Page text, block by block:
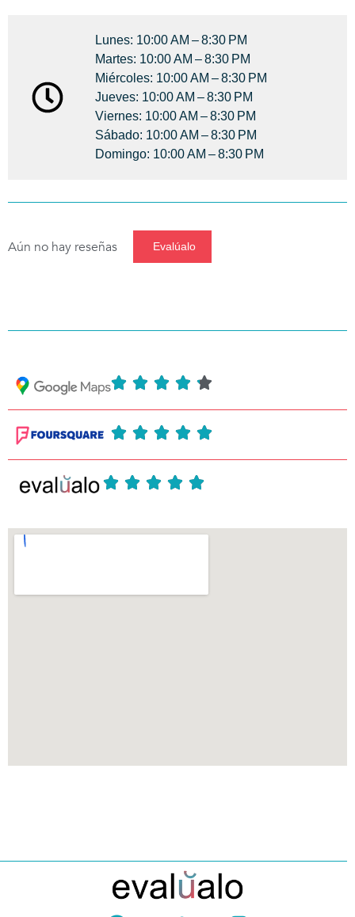
Lunes: 10:00 AM – 8:30 PM
Martes: 10:00 AM – 8:30 PM
Miércoles: 10:00 AM – 8:30 PM
Jueves: 10:00 AM – 8:30 PM
Viernes: 10:00 AM – 8:30 PM
Sábado: 10:00 AM – 8:30 PM
Domingo: 10:00 AM – 8:30 PM
Aún no hay reseñas Evalúalo